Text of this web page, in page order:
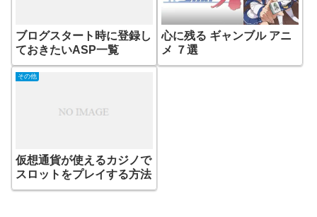
ブログスタート時に登録し
ておきたいASP一覧
心に残る ギャンブル アニ
メ ７選
その他
仮想通貨が使えるカジノで
スロットをプレイする方法